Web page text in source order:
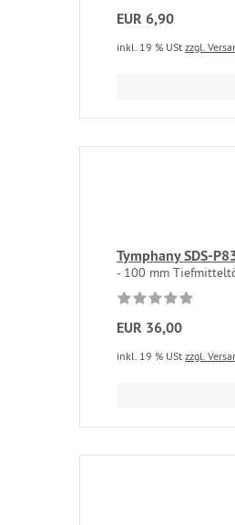
EUR 6,90
inkl. 19 % USt zzgl.
Tymphany SDS-
- 100 mm
EUR 36,00
inkl. 19 % USt zzgl.